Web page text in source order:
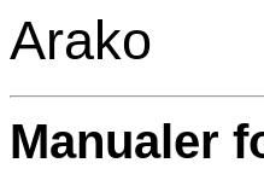
Arako
Manualer